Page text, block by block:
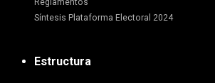
Reglamentos
Síntesis Plataforma Electoral 2024
Estructura